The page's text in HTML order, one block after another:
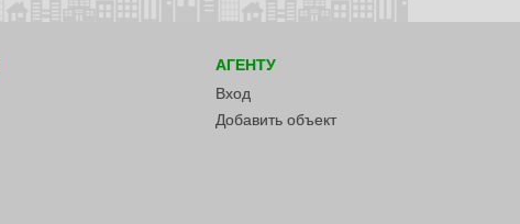
АГЕНТУ
Вход
Добавить объект